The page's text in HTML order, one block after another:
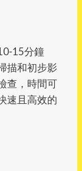
15分鐘
描和初步影
查，時間可
速且高效的